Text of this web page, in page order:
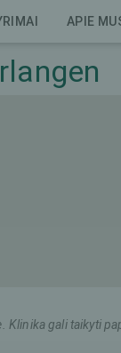
APIE
gali taikyti